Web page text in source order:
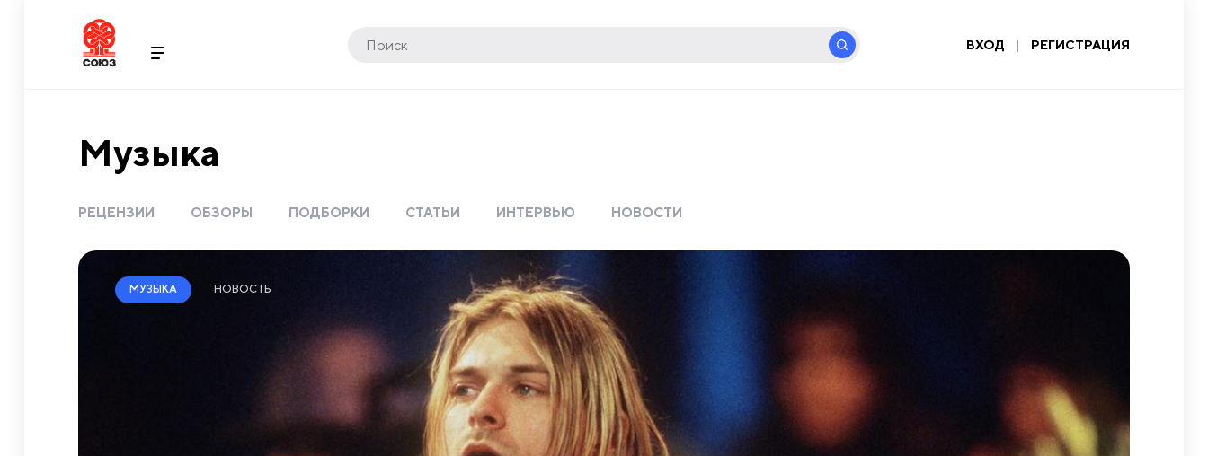
ВХОД | РЕГИСТРАЦИЯ
Музыка
РЕЦЕНЗИИ ОБЗОРЫ ПОДБОРКИ СТАТЬИ ИНТЕРВЬЮ НОВОСТИ
МУЗЫКА НОВОСТЬ